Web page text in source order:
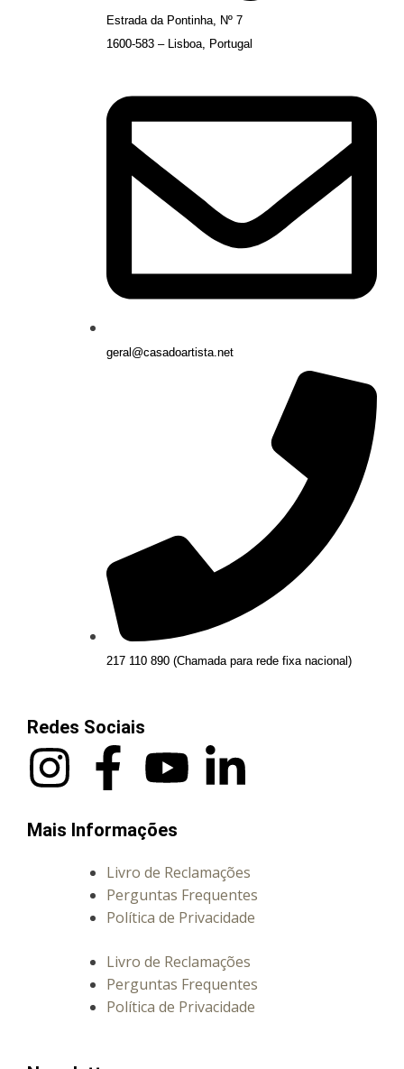
Estrada da Pontinha, Nº 7
1600-583 – Lisboa, Portugal
geral@casadoartista.net
217 110 890 (Chamada para rede fixa nacional)
Redes Sociais
Mais Informações
Livro de Reclamações
Perguntas Frequentes
Política de Privacidade
Livro de Reclamações
Perguntas Frequentes
Política de Privacidade